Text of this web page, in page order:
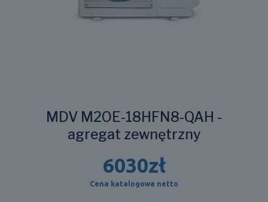
MDV M2OE-18HFN8-QAH -
agregat zewnętrzny
6030zł
Cena katalogowa netto